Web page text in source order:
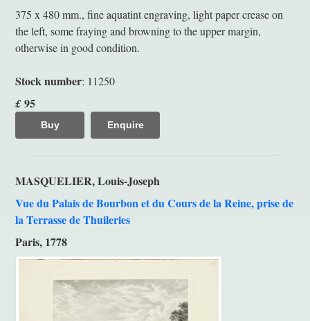
375 x 480 mm., fine aquatint engraving, light paper crease on
the left, some fraying and browning to the upper margin,
otherwise in good condition.
Stock number: 11250
£ 95
Buy Enquire
MASQUELIER, Louis-Joseph
Vue du Palais de Bourbon et du Cours de la Reine, prise de
la Terrasse de Thuileries
Paris, 1778